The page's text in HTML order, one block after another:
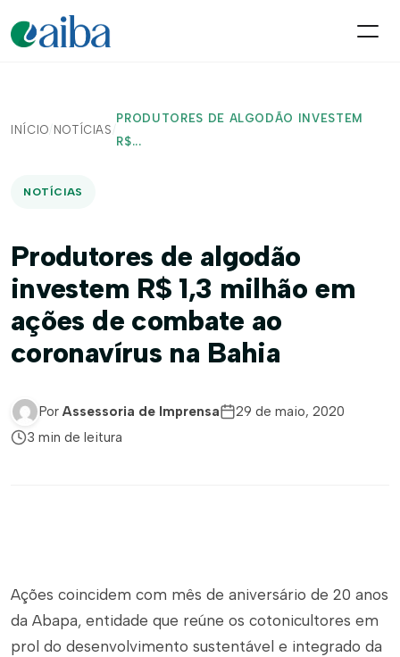
INÍCIO/ NOTÍCIAS /
PRODUTORES DE ALGODÃO INVESTEM
R$...
NOTÍCIAS
Produtores de algodão
investem R$ 1,3 milhão em
ações de combate ao
coronavírus na Bahia
Por Assessoria de Imprensa
29 de maio, 2020
3 min de leitura
Ações coincidem com mês de aniversário de 20 anos
da Abapa, entidade que reúne os cotonicultores em
prol do desenvolvimento sustentável e integrado da